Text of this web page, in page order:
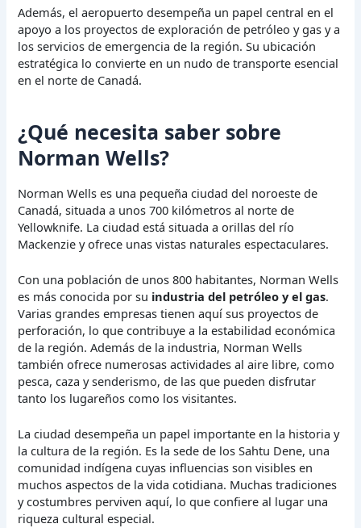
Además, el aeropuerto desempeña un papel central en el
apoyo a los proyectos de exploración de petróleo y gas y a
los servicios de emergencia de la región. Su ubicación
estratégica lo convierte en un nudo de transporte esencial
en el norte de Canadá.
¿Qué necesita saber sobre
Norman Wells?
Norman Wells es una pequeña ciudad del noroeste de
Canadá, situada a unos 700 kilómetros al norte de
Yellowknife. La ciudad está situada a orillas del río
Mackenzie y ofrece unas vistas naturales espectaculares.
Con una población de unos 800 habitantes, Norman Wells
es más conocida por su industria del petróleo y el gas.
Varias grandes empresas tienen aquí sus proyectos de
perforación, lo que contribuye a la estabilidad económica
de la región. Además de la industria, Norman Wells
también ofrece numerosas actividades al aire libre, como
pesca, caza y senderismo, de las que pueden disfrutar
tanto los lugareños como los visitantes.
La ciudad desempeña un papel importante en la historia y
la cultura de la región. Es la sede de los Sahtu Dene, una
comunidad indígena cuyas influencias son visibles en
muchos aspectos de la vida cotidiana. Muchas tradiciones
y costumbres perviven aquí, lo que confiere al lugar una
riqueza cultural especial.